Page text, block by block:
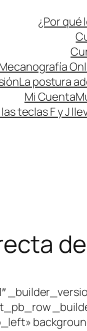
¿Por qué
La postura
Mi Cuenta
teclas F y J